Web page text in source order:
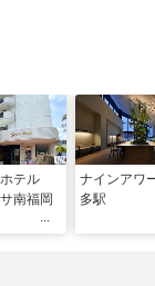
ホテル
南福岡
ナインアワ
多駅